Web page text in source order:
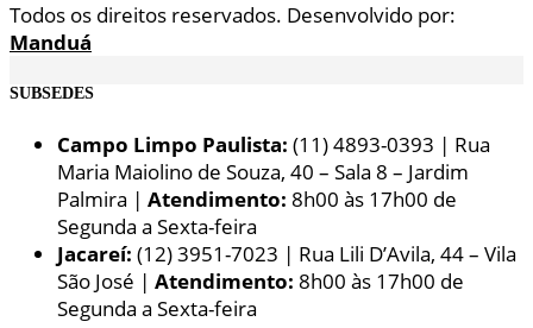
Todos os direitos reservados. Desenvolvido por:
Manduá
SUBSEDES
Campo Limpo Paulista: (11) 4893-0393 | Rua
Maria Maiolino de Souza, 40 – Sala 8 – Jardim
Palmira | Atendimento: 8h00 às 17h00 de
Segunda a Sexta-feira
Jacareí: (12) 3951-7023 | Rua Lili D’Avila, 44 – Vila
São José | Atendimento: 8h00 às 17h00 de
Segunda a Sexta-feira